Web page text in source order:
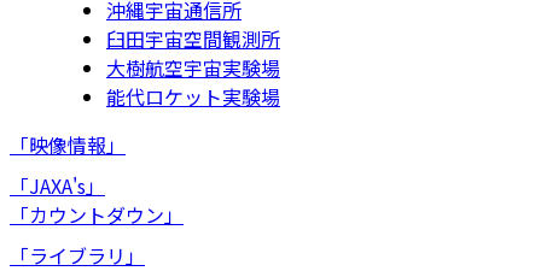
沖縄宇宙通信所
臼田宇宙空間観測所
大樹航空宇宙実験場
能代ロケット実験場
「映像情報」
「JAXA's」
「カウントダウン」
「ライブラリ」